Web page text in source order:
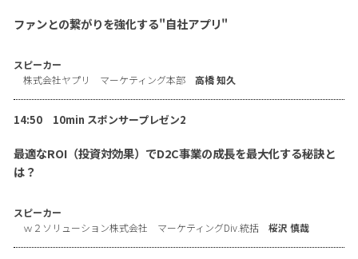
ファンとの繋がりを強化する"自社アプリ"
スピーカー
株式会社ヤプリ マーケティング本部 高橋 知久
14:50 10min スポンサープレゼン2
最適なROI（投資対効果）でD2C事業の成長を最大化する秘訣と
は？
スピーカー
ｗ２ソリューション株式会社 マーケティングDiv.統括 桜沢 慎哉